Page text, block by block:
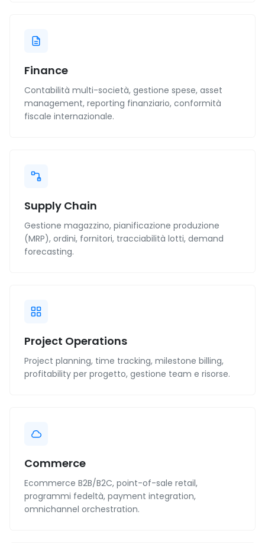
Finance
Contabilità multi-società, gestione spese, asset
management, reporting finanziario, conformità
fiscale internazionale.
Supply Chain
Gestione magazzino, pianificazione produzione
(MRP), ordini, fornitori, tracciabilità lotti, demand
forecasting.
Project Operations
Project planning, time tracking, milestone billing,
profitability per progetto, gestione team e risorse.
Commerce
Ecommerce B2B/B2C, point-of-sale retail,
programmi fedeltà, payment integration,
omnichannel orchestration.